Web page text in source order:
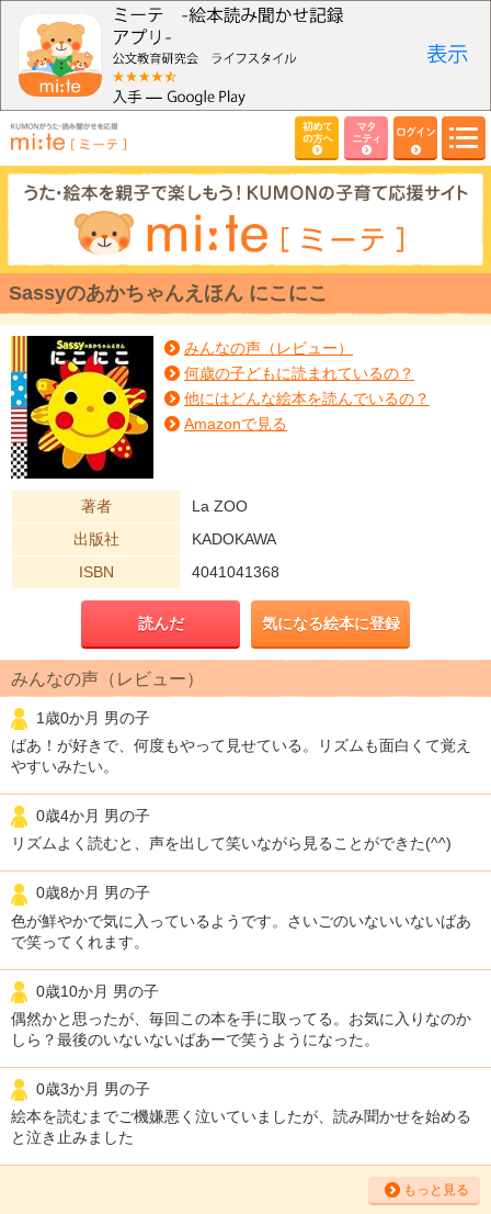
初めて
の方へ
マタ
ニティ
ログイン
Sassyのあかちゃんえほん にこにこ
みんなの声（レビュー）
何歳の子どもに読まれているの？
他にはどんな絵本を読んでいるの？
Amazonで見る
著者
La ZOO
出版社
KADOKAWA
ISBN
4041041368
読んだ 気になる絵本に登録
みんなの声（レビュー）
1歳0か月 男の子
ばあ！が好きで、何度もやって見せている。リズムも面白くて覚え
やすいみたい。
0歳4か月 男の子
リズムよく読むと、声を出して笑いながら見ることができた(^^)
0歳8か月 男の子
色が鮮やかで気に入っているようです。さいごのいないいないばあ
で笑ってくれます。
0歳10か月 男の子
偶然かと思ったが、毎回この本を手に取ってる。お気に入りなのか
しら？最後のいないないばあーで笑うようになった。
0歳3か月 男の子
絵本を読むまでご機嫌悪く泣いていましたが、読み聞かせを始める
と泣き止みました
もっと見る